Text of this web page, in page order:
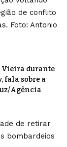
Vieira durante
fala sobre a
Agência
de retirar
bombardeios